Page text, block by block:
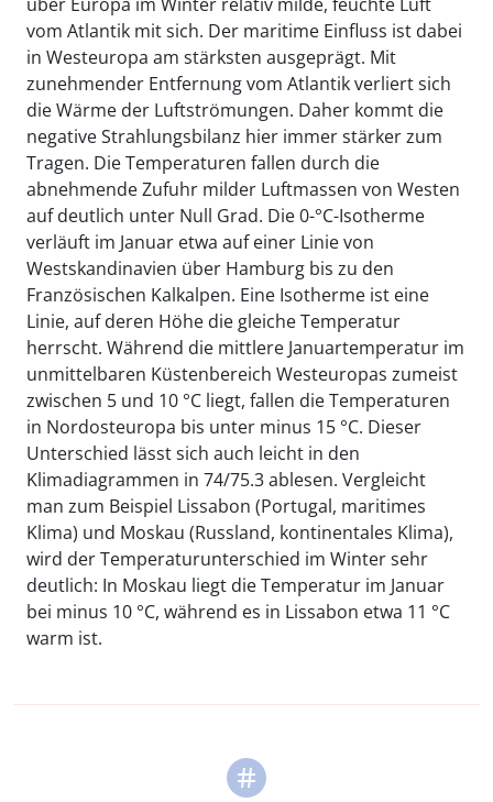
vom Atlantik mit sich. Der maritime Einfluss ist dabei
in Westeuropa am stärksten ausgeprägt. Mit
zunehmender Entfernung vom Atlantik verliert sich
die Wärme der Luftströmungen. Daher kommt die
negative Strahlungsbilanz hier immer stärker zum
Tragen. Die Temperaturen fallen durch die
abnehmende Zufuhr milder Luftmassen von Westen
auf deutlich unter Null Grad. Die 0-°C-Isotherme
verläuft im Januar etwa auf einer Linie von
Westskandinavien über Hamburg bis zu den
Französischen Kalkalpen. Eine Isotherme ist eine
Linie, auf deren Höhe die gleiche Temperatur
herrscht. Während die mittlere Januartemperatur im
unmittelbaren Küstenbereich Westeuropas zumeist
zwischen 5 und 10 °C liegt, fallen die Temperaturen
in Nordosteuropa bis unter minus 15 °C. Dieser
Unterschied lässt sich auch leicht in den
Klimadiagrammen in 74/75.3 ablesen. Vergleicht
man zum Beispiel Lissabon (Portugal, maritimes
Klima) und Moskau (Russland, kontinentales Klima),
wird der Temperaturunterschied im Winter sehr
deutlich: In Moskau liegt die Temperatur im Januar
bei minus 10 °C, während es in Lissabon etwa 11 °C
warm ist.